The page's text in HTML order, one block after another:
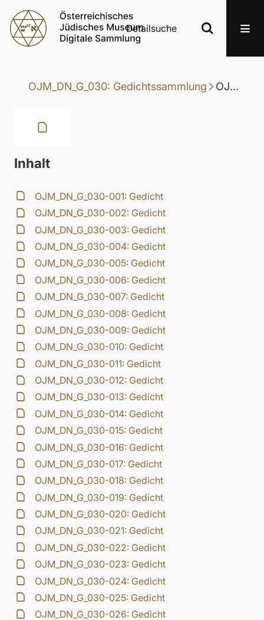
Detailsuche
OJM_DN_G_030: Gedichtssammlung OJM_DN_G_030-095: Gedicht
Inhalt
OJM_DN_G_030-001: Gedicht
OJM_DN_G_030-002: Gedicht
OJM_DN_G_030-003: Gedicht
OJM_DN_G_030-004: Gedicht
OJM_DN_G_030-005: Gedicht
OJM_DN_G_030-006: Gedicht
OJM_DN_G_030-007: Gedicht
OJM_DN_G_030-008: Gedicht
OJM_DN_G_030-009: Gedicht
OJM_DN_G_030-010: Gedicht
OJM_DN_G_030-011: Gedicht
OJM_DN_G_030-012: Gedicht
OJM_DN_G_030-013: Gedicht
OJM_DN_G_030-014: Gedicht
OJM_DN_G_030-015: Gedicht
OJM_DN_G_030-016: Gedicht
OJM_DN_G_030-017: Gedicht
OJM_DN_G_030-018: Gedicht
OJM_DN_G_030-019: Gedicht
OJM_DN_G_030-020: Gedicht
OJM_DN_G_030-021: Gedicht
OJM_DN_G_030-022: Gedicht
OJM_DN_G_030-023: Gedicht
OJM_DN_G_030-024: Gedicht
OJM_DN_G_030-025: Gedicht
OJM_DN_G_030-026: Gedicht